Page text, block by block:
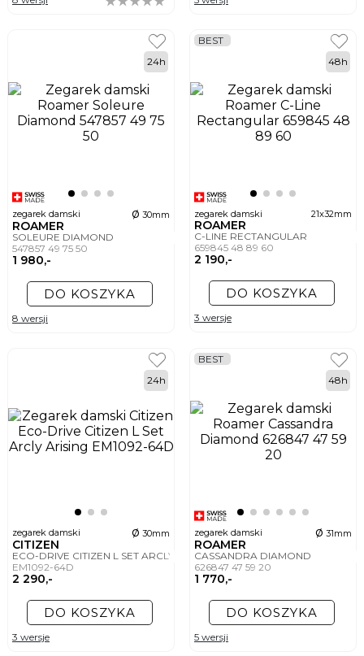
nas znajdziesz duży wybór ekskluzywnych zegarków z diamentami. Postaw na
Odkryj naszą ofertę i znajdź zegarek, który spełni Twoje
zegarek damski ø 30mm
ROAMER
SOLEURE DIAMOND
547857 49 75 50
1 980,-
24h
DO KOSZYKA
8 wersji
zegarek damski 21x32mm
ROAMER
C-LINE RECTANGULAR
659845 48 89 60
2 190,-
BEST
48h
DO KOSZYKA
3 wersje
zegarek damski ø 30mm
CITIZEN
ECO-DRIVE CITIZEN L SET ARCLY ARISING
EM1092-64D
2 290,-
24h
DO KOSZYKA
3 wersje
zegarek damski ø 31mm
ROAMER
CASSANDRA DIAMOND
626847 47 59 20
1 770,-
BEST
48h
DO KOSZYKA
5 wersji